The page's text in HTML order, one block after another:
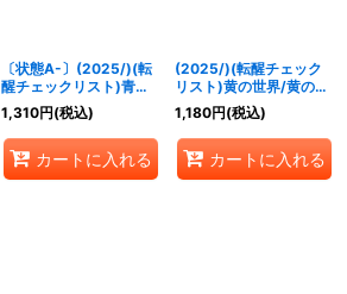
〔状態A-〕(2025/)(転
醒チェックリスト)青の
世界/青き異神【-】
{BS73-TCP06a/BS73-
TCP06b}《青》
1,310円(税込)
カートに入れる
(2025/)(転醒チェック
リスト)黄の世界/黄の夢
想神【-】{BS73-
TCP05a/BS73-
TCP05b}《黄》
1,180円(税込)
カートに入れる